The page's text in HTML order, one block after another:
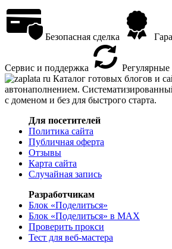
Безопасная сделка
Сервис и поддержка
Каталог готовых блогов и
автонаполнением.
с доменом и без для быстрого старта.
Для посетителей
Политика сайта
Публичная оферта
Отзывы
Карта сайта
Случайная запись
Разработчикам
Блок «Поделиться»
Блок «Поделиться» в MAX
Проверить прокси
Тест для веб-мастера